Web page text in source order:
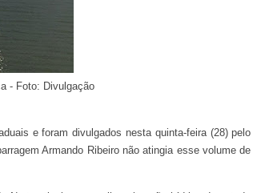
- Foto: Divulgação
e foram divulgados nesta quinta-feira (28) pelo
Armando Ribeiro não atingia esse volume de